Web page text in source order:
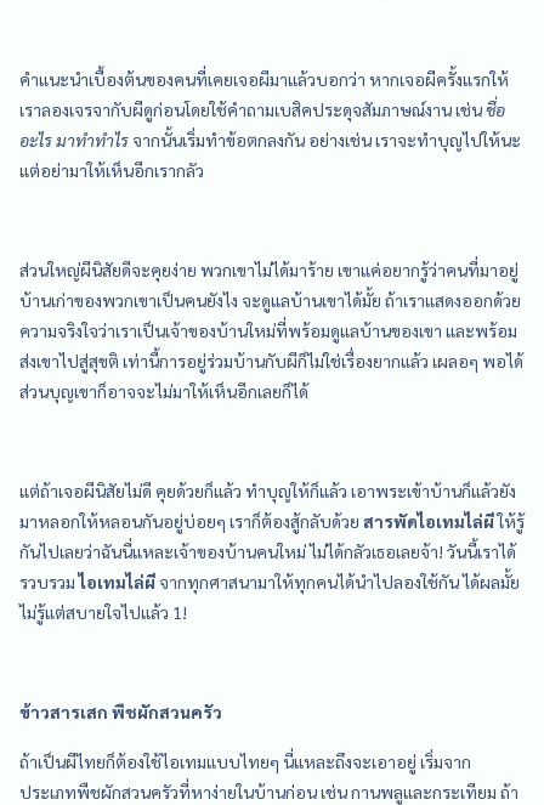
คำแนะนำเบื้องต้นของคนที่เคยเจอผีมาแล้วบอกว่า หากเจอผีครั้งแรกให้
เราลองเจรจากับผีดูก่อนโดยใช้คำถามเบสิคประดุจสัมภาษณ์งาน เช่นชื่อ
อะไร มาทำทำไร จากนั้นเริ่มทำข้อตกลงกัน อย่างเช่น เราจะทำบุญไปให้นะ
แต่อย่ามาให้เห็นอีกเรากลัว
ส่วนใหญ่ผีนิสัยดีจะคุยง่าย พวกเขาไม่ได้มาร้าย เขาแค่อยากรู้ว่าคนที่มาอยู่
บ้านเก่าของพวกเขาเป็นคนยังไง จะดูแลบ้านเขาได้มั้ย ถ้าเราแสดงออกด้วย
ความจริงใจว่าเราเป็นเจ้าของบ้านใหม่ที่พร้อมดูแลบ้านของเขา และพร้อม
ส่งเขาไปสู่สุขติ เท่านี้การอยู่ร่วมบ้านกับผีก็ไม่ใช่เรื่องยากแล้ว เผลอๆ พอได้
ส่วนบุญเขาก็อาจจะไม่มาให้เห็นอีกเลยก็ได้
แต่ถ้าเจอผีนิสัยไม่ดี คุยด้วยก็แล้ว ทำบุญให้ก็แล้ว เอาพระเข้าบ้านก็แล้วยัง
มาหลอกให้หลอนกันอยู่บ่อยๆ เราก็ต้องสู้กลับด้วย สารพัดไอเทมไล่ผีให้รู้
กันไปเลยว่าฉันนี่แหละเจ้าของบ้านคนใหม่ ไม่ได้กลัวเธอเลยจ้า! วันนี้เราได้
รวบรวมไอเทมไล่ผี จากทุกศาสนามาให้ทุกคนได้นำไปลองใช้กัน ได้ผลมั้ย
ไม่รู้แต่สบายใจไปแล้ว 1!
ข้าวสารเสก พืชผักสวนครัว
ถ้าเป็นผีไทยก็ต้องใช้ไอเทมแบบไทยๆ นี่แหละถึงจะเอาอยู่ เริ่มจาก
ประเภทพืชผักสวนครัวที่หาง่ายในบ้านก่อน เช่น กานพลูและกระเทียม ถ้า